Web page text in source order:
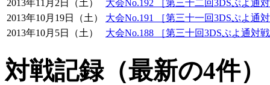
2013年11月2日（土）
大会No.192 ［第三十二回3DSぷよ通
2013年10月19日（土）
大会No.191 ［第三十一回3DSぷよ通
2013年10月5日（土）
大会No.188 ［第三十回3DSぷよ通対
対戦記録（最新の4件）